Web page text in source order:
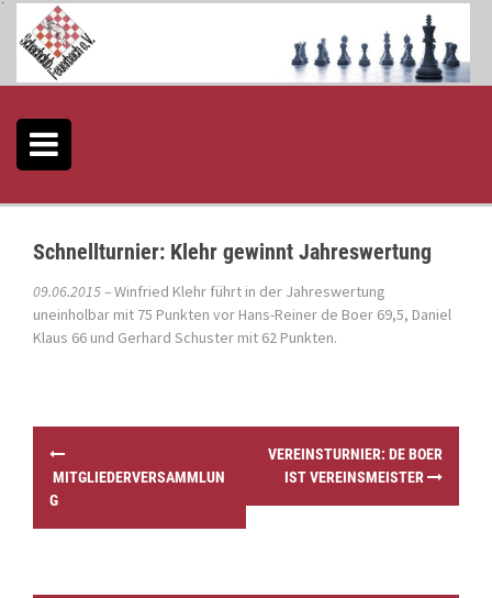
S
Schnellturnier: Klehr gewinnt Jahreswertung
09.06.2015 –Winfried Klehr führt in der Jahreswertung
uneinholbar mit 75 Punkten vor Hans-Reiner de Boer 69,5, Daniel
Klaus 66 und Gerhard Schuster mit 62 Punkten.
n
MITGLIEDERVERSAMMLUN
G
VEREINSTURNIER: DE BOER
IST VEREINSMEISTER